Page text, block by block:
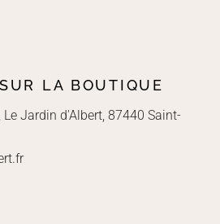
LA BOUTIQUE
Jardin d'Albert, 87440 Saint-